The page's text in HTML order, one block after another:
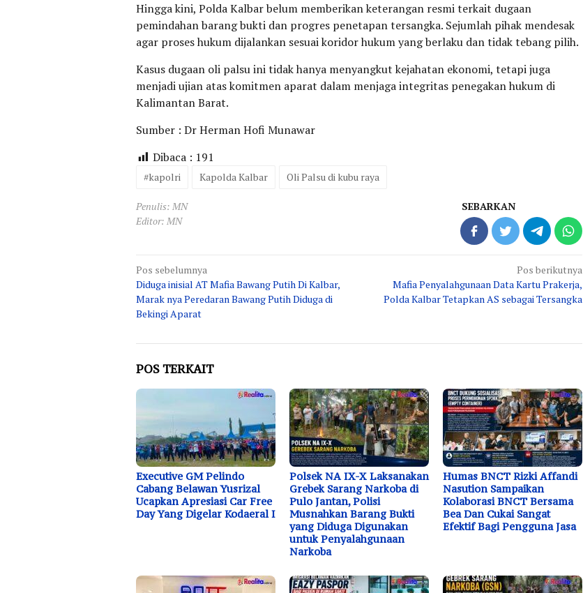
Hingga kini, Polda Kalbar belum memberikan keterangan resmi terkait dugaan
pemindahan barang bukti dan progres penetapan tersangka. Sejumlah pihak mendesak
agar proses hukum dijalankan sesuai koridor hukum yang berlaku dan tidak tebang pilih.
Kasus dugaan oli palsu ini tidak hanya menyangkut kejahatan ekonomi, tetapi juga
menjadi ujian atas komitmen aparat dalam menjaga integritas penegakan hukum di
Kalimantan Barat.
Sumber : Dr Herman Hofi Munawar
Dibaca : 191
#kapolri Kapolda Kalbar Oli Palsu di kubu raya
Penulis: MN
Editor: MN
SEBARKAN
Navigasi
pos
Pos sebelumnya
Diduga inisial AT Mafia Bawang Putih Di Kalbar,
Marak nya Peredaran Bawang Putih Diduga di
Bekingi Aparat
Pos berikutnya
Mafia Penyalahgunaan Data Kartu Prakerja,
Polda Kalbar Tetapkan AS sebagai Tersangka
POS TERKAIT
Executive GM Pelindo
Cabang Belawan Yusrizal
Ucapkan Apresiasi Car Free
Day Yang Digelar Kodaeral I
Polsek NA IX-X Laksanakan
Grebek Sarang Narkoba di
Pulo Jantan, Polisi
Musnahkan Barang Bukti
yang Diduga Digunakan
untuk Penyalahgunaan
Narkoba
Humas BNCT Rizki Affandi
Nasution Sampaikan
Kolaborasi BNCT Bersama
Bea Dan Cukai Sangat
Efektif Bagi Pengguna Jasa